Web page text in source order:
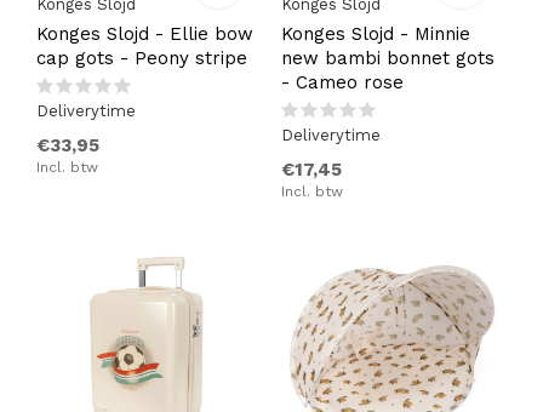
Konges Slojd
Konges Slojd - Ellie bow
cap gots - Peony stripe
Deliverytime
€33,95
Incl. btw
Konges Slojd
Konges Slojd - Minnie
new bambi bonnet gots
- Cameo rose
Deliverytime
€17,45
Incl. btw